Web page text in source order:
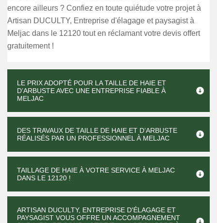
encore ailleurs ? Confiez en toute quiétude votre projet à
Artisan DUCULTY, Entreprise d'élagage et paysagist à
Meljac dans le 12120 tout en réclamant votre devis offert
gratuitement !
LE PRIX ADOPTÉ POUR LA TAILLE DE HAIE ET
D’ARBUSTE AVEC UNE ENTREPRISE FIABLE À
MELJAC
DES TRAVAUX DE TAILLE DE HAIE ET D’ARBUSTE
RÉALISÉS PAR UN PROFESSIONNEL À MELJAC
TAILLAGE DE HAIE À VOTRE SERVICE À MELJAC
DANS LE 12120 !
ARTISAN DUCULTY, ENTREPRISE D'ÉLAGAGE ET
PAYSAGIST VOUS OFFRE UN ACCOMPAGNEMENT